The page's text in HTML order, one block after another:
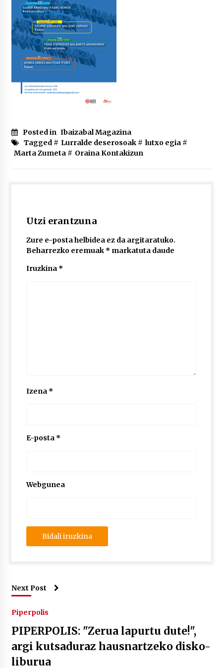
2026/07/03
MUSIBLA #297: Bide, Boards Of Canada, Somak,
Tiga, Twisted Teens, Underscores, Habia
2026/07/02
Posted in Ibaizabal Magazina
Tagged # Lurralde deserosoak# lutxo egia#
Marta Zumeta# Oraina Kontakizun
Utzi erantzuna
Zure e-posta helbidea ez da argitaratuko.
Beharrezko eremuak * markatuta daude
Iruzkina *
Izena *
E-posta *
Webgunea
Next Post
Piperpolis
PIPERPOLIS: "Zerua lapurtu dute!",
argi kutsaduraz hausnartzeko disko-
liburua